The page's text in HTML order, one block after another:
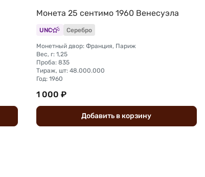
Монета 25 сентимо 1960 Венесуэла
UNC Серебро
Монетный двор: Франция, Париж
Вес, г: 1,25
Проба: 835
Тираж, шт: 48.000.000
Год: 1960
1 000 ₽
Добавить в корзину